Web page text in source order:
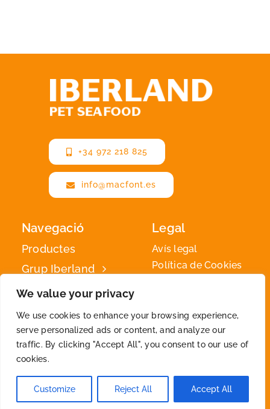
We value your privacy
We use cookies to enhance your browsing experience,
serve personalized ads or content, and analyze our
traffic. By clicking "Accept All", you consent to our use of
cookies.
Customize Reject All Accept All
+34 972 218 825
info@macfont.es
Navegació
Productes
Grup Iberland
Iberland
Green
Contacte
Legal
Avís legal
Política de Cookies
2026 © By